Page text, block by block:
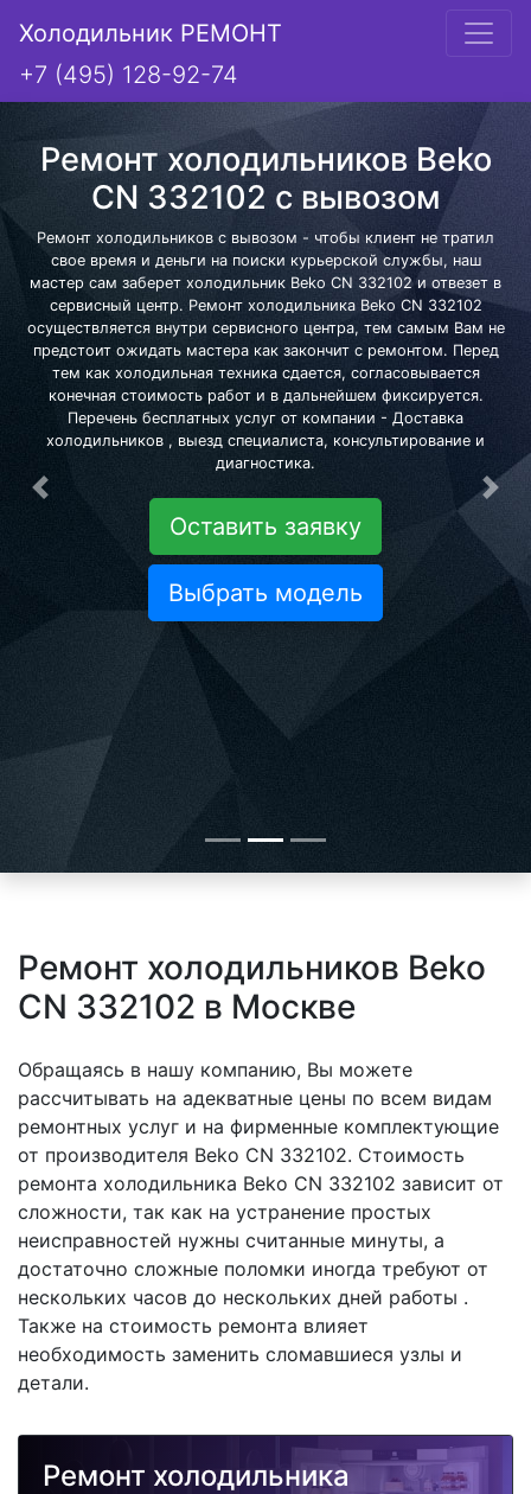
Холодильник РЕМОНТ
+7 (495) 128-92-74
Ремонт холодильников Beko
CN 332102 с вывозом
Ремонт холодильников с вывозом - чтобы клиент не тратил
свое время и деньги на поиски курьерской службы, наш
мастер сам заберет холодильник Beko CN 332102 и отвезет в
сервисный центр. Ремонт холодильника Beko CN 332102
осуществляется внутри сервисного центра, тем самым Вам не
предстоит ожидать мастера как закончит с ремонтом. Перед
тем как холодильная техника сдается, согласовывается
конечная стоимость работ и в дальнейшем фиксируется.
Перечень бесплатных услуг от компании - Доставка
холодильников , выезд специалиста, консультирование и
диагностика.
Оставить заявку
Выбрать модель
Предыдущая
Ремонт холодильников Beko
CN 332102 в Москве
Обращаясь в нашу компанию, Вы можете
рассчитывать на адекватные цены по всем видам
ремонтных услуг и на фирменные комплектующие
от производителя Beko CN 332102. Стоимость
ремонта холодильника Beko CN 332102 зависит от
сложности, так как на устранение простых
неисправностей нужны считанные минуты, а
достаточно сложные поломки иногда требуют от
нескольких часов до нескольких дней работы .
Также на стоимость ремонта влияет
необходимость заменить сломавшиеся узлы и
детали.
Ремонт холодильника